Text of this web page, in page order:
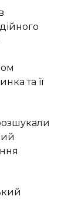
та її